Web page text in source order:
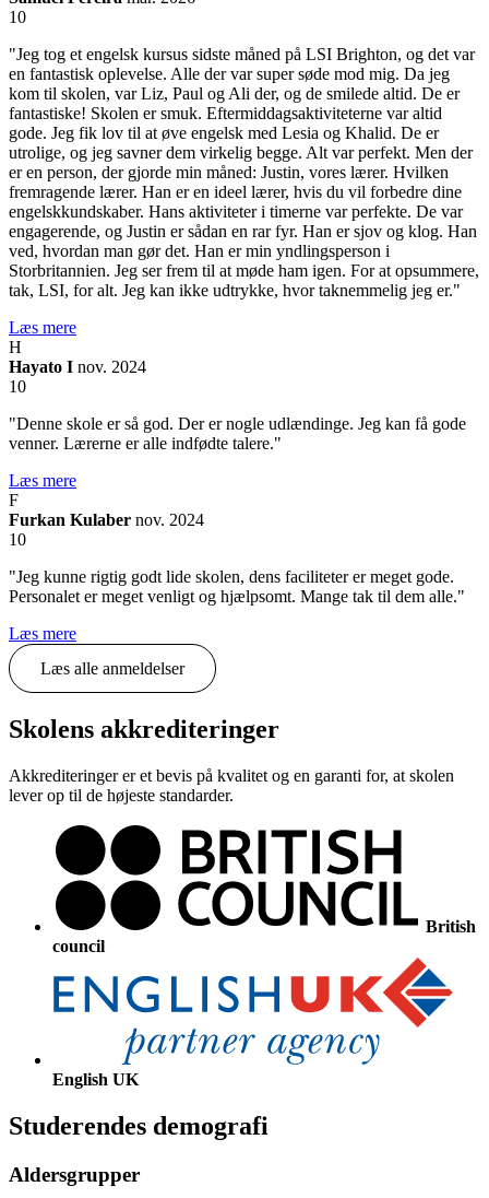
10
"Jeg tog et engelsk kursus sidste måned på LSI Brighton, og det var
en fantastisk oplevelse. Alle der var super søde mod mig. Da jeg
kom til skolen, var Liz, Paul og Ali der, og de smilede altid. De er
fantastiske! Skolen er smuk. Eftermiddagsaktiviteterne var altid
gode. Jeg fik lov til at øve engelsk med Lesia og Khalid. De er
utrolige, og jeg savner dem virkelig begge. Alt var perfekt. Men der
er en person, der gjorde min måned: Justin, vores lærer. Hvilken
fremragende lærer. Han er en ideel lærer, hvis du vil forbedre dine
engelskkundskaber. Hans aktiviteter i timerne var perfekte. De var
engagerende, og Justin er sådan en rar fyr. Han er sjov og klog. Han
ved, hvordan man gør det. Han er min yndlingsperson i
Storbritannien. Jeg ser frem til at møde ham igen. For at opsummere,
tak, LSI, for alt. Jeg kan ikke udtrykke, hvor taknemmelig jeg er."
Læs mere
H
Hayato I nov. 2024
10
"Denne skole er så god. Der er nogle udlændinge. Jeg kan få gode
venner. Lærerne er alle indfødte talere."
Læs mere
F
Furkan Kulaber nov. 2024
10
"Jeg kunne rigtig godt lide skolen, dens faciliteter er meget gode.
Personalet er meget venligt og hjælpsomt. Mange tak til dem alle."
Læs mere
Læs alle anmeldelser
Skolens akkrediteringer
Akkrediteringer er et bevis på kvalitet og en garanti for, at skolen
lever op til de højeste standarder.
British
council
English UK
Studerendes demografi
Aldersgrupper